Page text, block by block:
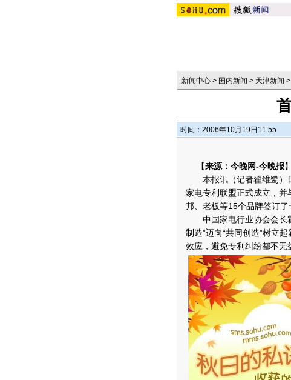
新闻中心 > 国内新闻 > 天津新闻 >
时间：2006年10月19日11:55
【来源：今晚网-今晚报】
本报讯（记者翟维鹭）
家电专利联盟正式成立，
邦、老板等15个品牌签订了
中国家电行业协会会长霍
制造”迈向“共同创造”树立
效应，避免专利纠纷都不无